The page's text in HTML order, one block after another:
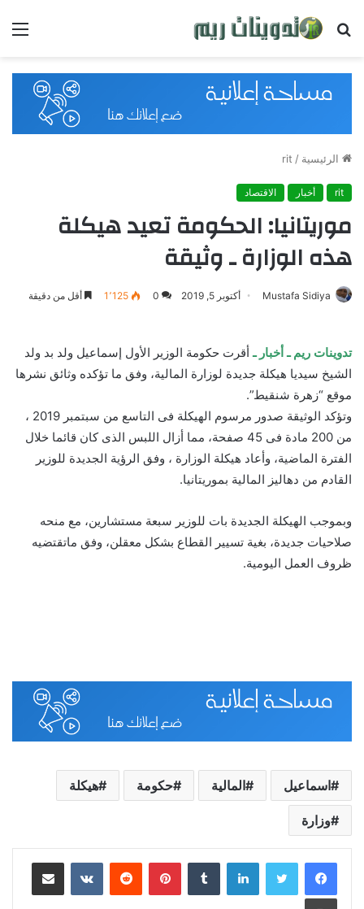
بحث
الرئيسية/
rit
أخبار الاقتصاد
موريتانيا: الحكومة تعيد هيكلة
هذه الوزارة ـ وثيقة
Mustafa Sidiya أكتوبر 5, 2019 0 1٬125 أقل من دقيقة
تدوينات ريم ـ أخبار ـ أقرت حكومة الوزير الأول إسماعيل ولد بد ولد
الشيخ سيديا هيكلة جديدة لوزارة المالية، وفق ما تؤكده وثائق نشرها
موقع “زهرة شنقيط”.
وتؤكد الوثيقة صدور مرسوم الهيكلة فى التاسع من سبتمبر 2019 ،
من 200 مادة فى 45 صفحة، مما أزال اللبس الذى كان قائما خلال
الفترة الماضية، وأعاد هيكلة الوزارة ، وفق الرؤية الجديدة للوزير
القادم من دهاليز المالية بموريتانيا.
وبموجب الهيكلة الجديدة بات للوزير سبعة مستشارين، مع منحه
صلاحيات جديدة، بغية تسيير القطاع بشكل معقلن، وفق ماتقتضيه
ظروف العمل اليومية.
اسماعيل المالية حكومة هيكلة
وزارة
لينكدإن بينتيريست مشاركة عبر البريد
طباعة